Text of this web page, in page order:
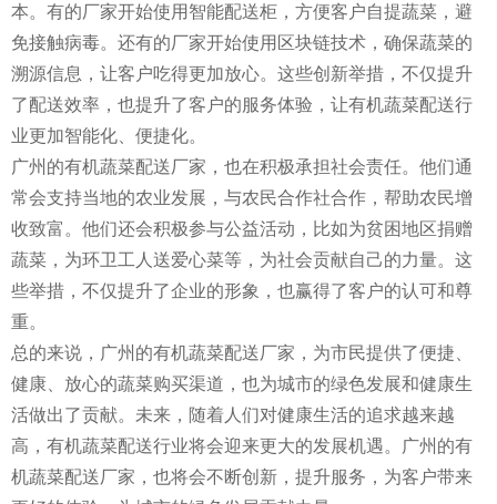
本。有的厂家开始使用智能配送柜，方便客户自提蔬菜，避
免接触病毒。还有的厂家开始使用区块链技术，确保蔬菜的
溯源信息，让客户吃得更加放心。这些创新举措，不仅提升
了配送效率，也提升了客户的服务体验，让有机蔬菜配送行
业更加智能化、便捷化。
广州的有机蔬菜配送厂家，也在积极承担社会责任。他们通
常会支持当地的农业发展，与农民合作社合作，帮助农民增
收致富。他们还会积极参与公益活动，比如为贫困地区捐赠
蔬菜，为环卫工人送爱心菜等，为社会贡献自己的力量。这
些举措，不仅提升了企业的形象，也赢得了客户的认可和尊
重。
总的来说，广州的有机蔬菜配送厂家，为市民提供了便捷、
健康、放心的蔬菜购买渠道，也为城市的绿色发展和健康生
活做出了贡献。未来，随着人们对健康生活的追求越来越
高，有机蔬菜配送行业将会迎来更大的发展机遇。广州的有
机蔬菜配送厂家，也将会不断创新，提升服务，为客户带来